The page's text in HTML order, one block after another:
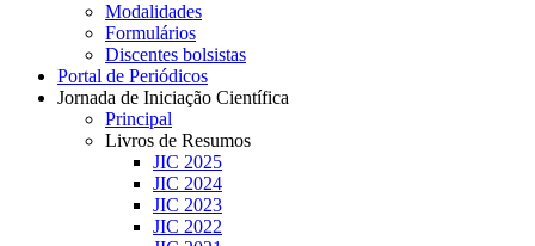
Modalidades
Formulários
Discentes bolsistas
Portal de Periódicos
Jornada de Iniciação Científica
Principal
Livros de Resumos
JIC 2025
JIC 2024
JIC 2023
JIC 2022